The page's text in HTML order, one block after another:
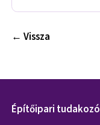
← Vissza
Építőipari tudakozó